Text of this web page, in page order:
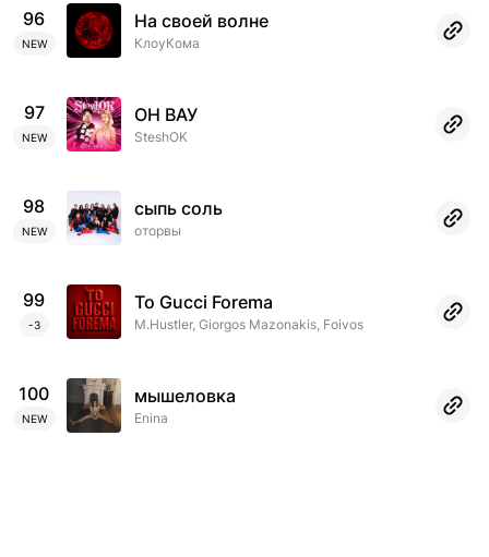
96
NEW
На своей волне
КлоуКома
97
NEW
ОН ВАУ
SteshOK
98
NEW
сыпь соль
оторвы
99
-3
To Gucci Forema
M.Hustler, Giorgos Mazonakis, Foivos
100
NEW
мышеловка
Enina